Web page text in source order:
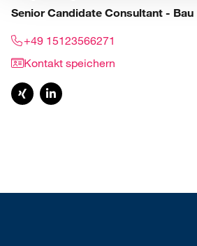
Senior Candidate Consultant - Bau
+49 15123566271
Kontakt speichern